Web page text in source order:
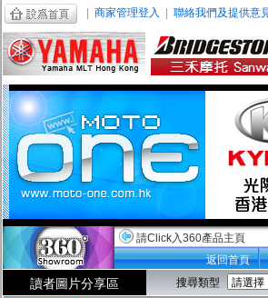
商家管理登入 聯絡我們及提供意
請Click入360產品主頁
返回首頁
讀者圖片分享區 搜尋類型